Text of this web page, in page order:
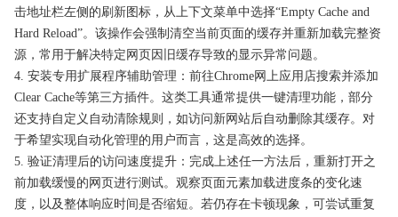
击地址栏左侧的刷新图标，从上下文菜单中选择“Empty Cache and
Hard Reload”。该操作会强制清空当前页面的缓存并重新加载完整资
源，常用于解决特定网页因旧缓存导致的显示异常问题。
4. 安装专用扩展程序辅助管理：前往Chrome网上应用店搜索并添加
Clear Cache等第三方插件。这类工具通常提供一键清理功能，部分
还支持自定义自动清除规则，如访问新网站后自动删除其缓存。对
于希望实现自动化管理的用户而言，这是高效的选择。
5. 验证清理后的访问速度提升：完成上述任一方法后，重新打开之
前加载缓慢的网页进行测试。观察页面元素加载进度条的变化速
度，以及整体响应时间是否缩短。若仍存在卡顿现象，可尝试重复